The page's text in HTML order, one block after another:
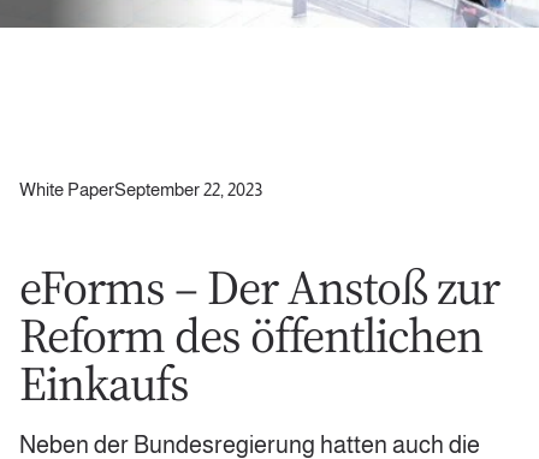
White PaperSeptember 22, 2023
eForms – Der Anstoß zur
Reform des öffentlichen
Einkaufs
Neben der Bundesregierung hatten auch die